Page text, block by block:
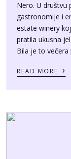
Nero. U društvu
gastronomije i
estate winery
pratila ukusna
Bila je to
READ MORE ›